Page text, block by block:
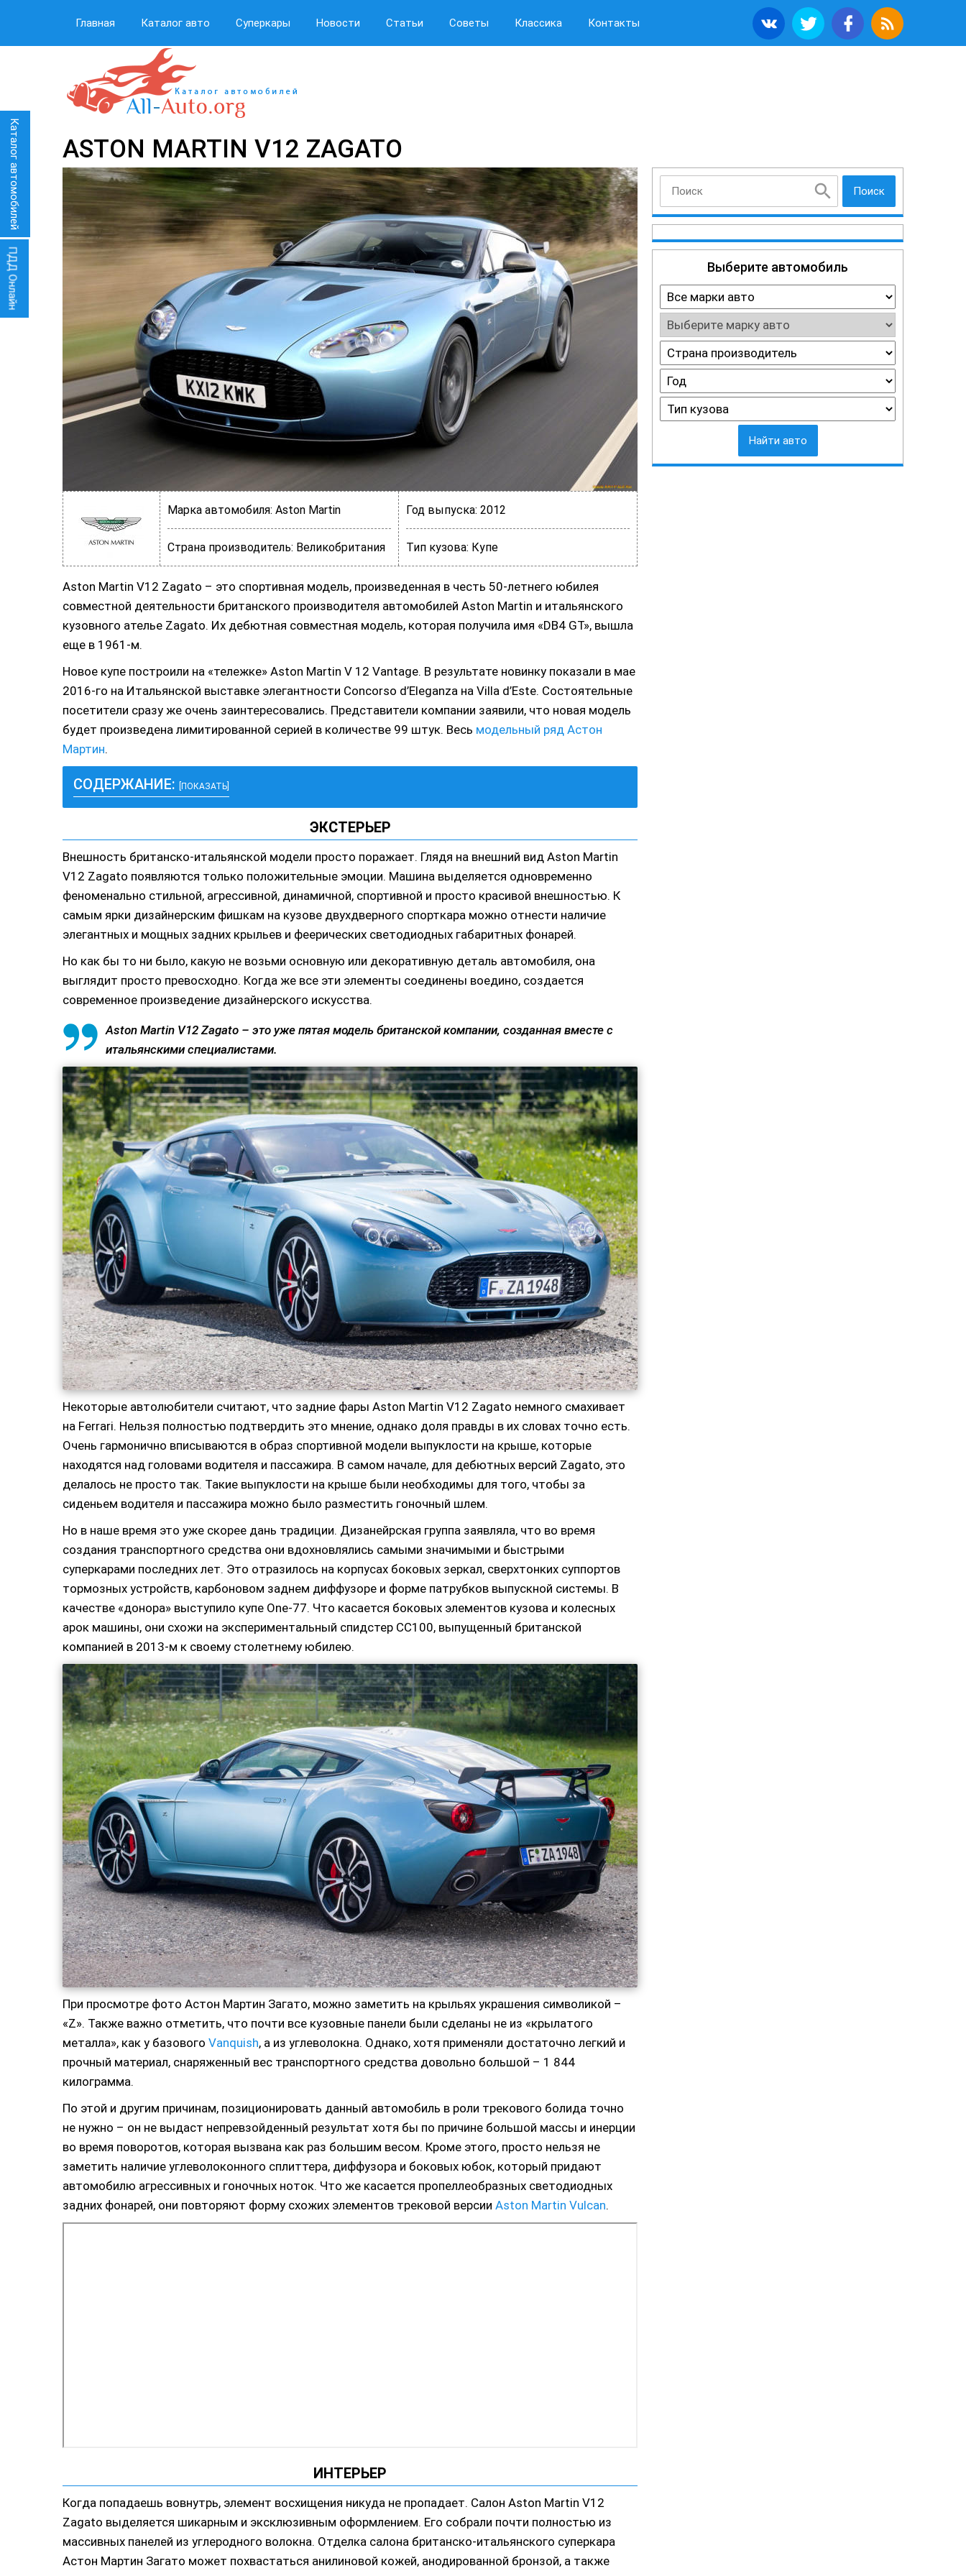
Главная Каталог авто Суперкары Новости Статьи Советы Классика Контакты
ASTON MARTIN V12 ZAGATO
Поиск
Выберите автомобиль
Найти авто
Марка автомобиля: Aston Martin
Страна производитель: Великобритания
Год выпуска: 2012
Тип кузова: Купе
Aston Martin V12 Zagato – это спортивная модель, произведенная в честь 50-летнего юбилея
совместной деятельности британского производителя автомобилей Aston Martin и итальянского
кузовного ателье Zagato. Их дебютная совместная модель, которая получила имя «DB4 GT», вышла
еще в 1961-м.
Новое купе построили на «тележке» Aston Martin V 12 Vantage. В результате новинку показали в мае
2016-го на Итальянской выставке элегантности Concorso d’Eleganza на Villa d’Este. Состоятельные
посетители сразу же очень заинтересовались. Представители компании заявили, что новая модель
будет произведена лимитированной серией в количестве 99 штук. Весь модельный ряд Астон
Мартин.
СОДЕРЖАНИЕ: [ПОКАЗАТЬ]
ЭКСТЕРЬЕР
Внешность британско-итальянской модели просто поражает. Глядя на внешний вид Aston Martin
V12 Zagato появляются только положительные эмоции. Машина выделяется одновременно
феноменально стильной, агрессивной, динамичной, спортивной и просто красивой внешностью. К
самым ярки дизайнерским фишкам на кузове двухдверного спорткара можно отнести наличие
элегантных и мощных задних крыльев и феерических светодиодных габаритных фонарей.
Но как бы то ни было, какую не возьми основную или декоративную деталь автомобиля, она
выглядит просто превосходно. Когда же все эти элементы соединены воедино, создается
современное произведение дизайнерского искусства.
Aston Martin V12 Zagato – это уже пятая модель британской компании, созданная вместе с
итальянскими специалистами.
Некоторые автолюбители считают, что задние фары Aston Martin V12 Zagato немного смахивает
на Ferrari. Нельзя полностью подтвердить это мнение, однако доля правды в их словах точно есть.
Очень гармонично вписываются в образ спортивной модели выпуклости на крыше, которые
находятся над головами водителя и пассажира. В самом начале, для дебютных версий Zagato, это
делалось не просто так. Такие выпуклости на крыше были необходимы для того, чтобы за
сиденьем водителя и пассажира можно было разместить гоночный шлем.
Но в наше время это уже скорее дань традиции. Дизанейрская группа заявляла, что во время
создания транспортного средства они вдохновлялись самыми значимыми и быстрыми
суперкарами последних лет. Это отразилось на корпусах боковых зеркал, сверхтонких суппортов
тормозных устройств, карбоновом заднем диффузоре и форме патрубков выпускной системы. В
качестве «донора» выступило купе One-77. Что касается боковых элементов кузова и колесных
арок машины, они схожи на экспериментальный спидстер CC100, выпущенный британской
компанией в 2013-м к своему столетнему юбилею.
При просмотре фото Астон Мартин Загато, можно заметить на крыльях украшения символикой –
«Z». Также важно отметить, что почти все кузовные панели были сделаны не из «крылатого
металла», как у базового Vanquish, а из углеволокна. Однако, хотя применяли достаточно легкий и
прочный материал, снаряженный вес транспортного средства довольно большой – 1 844
килограмма.
По этой и другим причинам, позиционировать данный автомобиль в роли трекового болида точно
не нужно – он не выдаст непревзойденный результат хотя бы по причине большой массы и инерции
во время поворотов, которая вызвана как раз большим весом. Кроме этого, просто нельзя не
заметить наличие углеволоконного сплиттера, диффузора и боковых юбок, который придают
автомобилю агрессивных и гоночных ноток. Что же касается пропеллеобразных светодиодных
задних фонарей, они повторяют форму схожих элементов трековой версии Aston Martin Vulcan.
ИНТЕРЬЕР
Когда попадаешь вовнутрь, элемент восхищения никуда не пропадает. Салон Aston Martin V12
Zagato выделяется шикарным и эксклюзивным оформлением. Его собрали почти полностью из
массивных панелей из углеродного волокна. Отделка салона британско-итальянского суперкара
Астон Мартин Загато может похвастаться анилиновой кожей, анодированной бронзой, а также
Каталог автомобилей
ПДД Онлайн